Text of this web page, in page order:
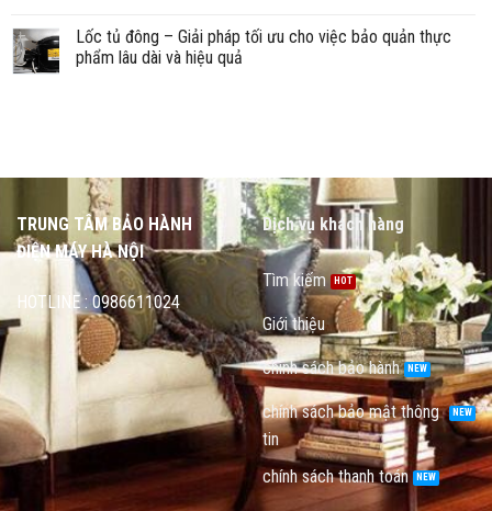
Lốc tủ đông – Giải pháp tối ưu cho việc bảo quản thực
phẩm lâu dài và hiệu quả
TRUNG TÂM BẢO HÀNH
ĐIỆN MÁY HÀ NỘI
HOTLINE : 0986611024
Dịch vụ khách hàng
Tìm kiếm
Giới thiệu
chính sách bảo hành
chính sách bảo mật thông
tin
chính sách thanh toán